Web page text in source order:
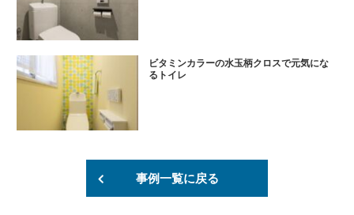
ビタミンカラーの水玉柄クロスで元気にな
るトイレ
事例一覧に戻る